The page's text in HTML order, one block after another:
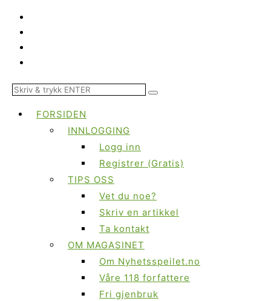
FORSIDEN
INNLOGGING
Logg inn
Registrer (Gratis)
TIPS OSS
Vet du noe?
Skriv en artikkel
Ta kontakt
OM MAGASINET
Om Nyhetsspeilet.no
Våre 118 forfattere
Fri gjenbruk